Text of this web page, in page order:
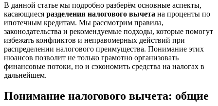
В данной статье мы подробно разберём основные аспекты,
касающиеся разделения налогового вычета на проценты по
ипотечным кредитам. Мы рассмотрим правила,
законодательства и рекомендуемые подходы, которые помогут
избежать конфликтов и неправомерных действий при
распределении налогового преимущества. Понимание этих
нюансов позволит не только грамотно организовать
финансовые потоки, но и сэкономить средства на налогах в
дальнейшем.
Понимание налогового вычета: общие